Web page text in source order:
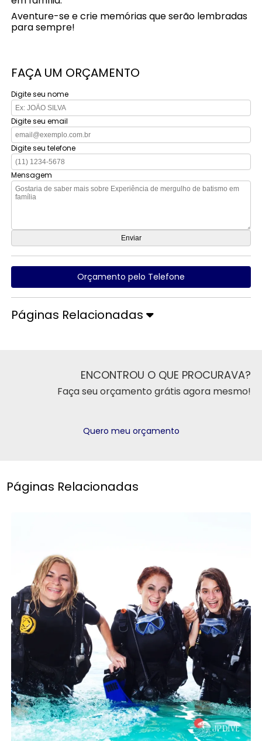
Aventure-se e crie memórias que serão lembradas
para sempre!
FAÇA UM ORÇAMENTO
Digite seu nome
Digite seu email
Digite seu telefone
Mensagem
Orçamento pelo Telefone
Páginas Relacionadas
ENCONTROU O QUE PROCURAVA?
Faça seu orçamento grátis agora mesmo!
Quero meu orçamento
Páginas Relacionadas